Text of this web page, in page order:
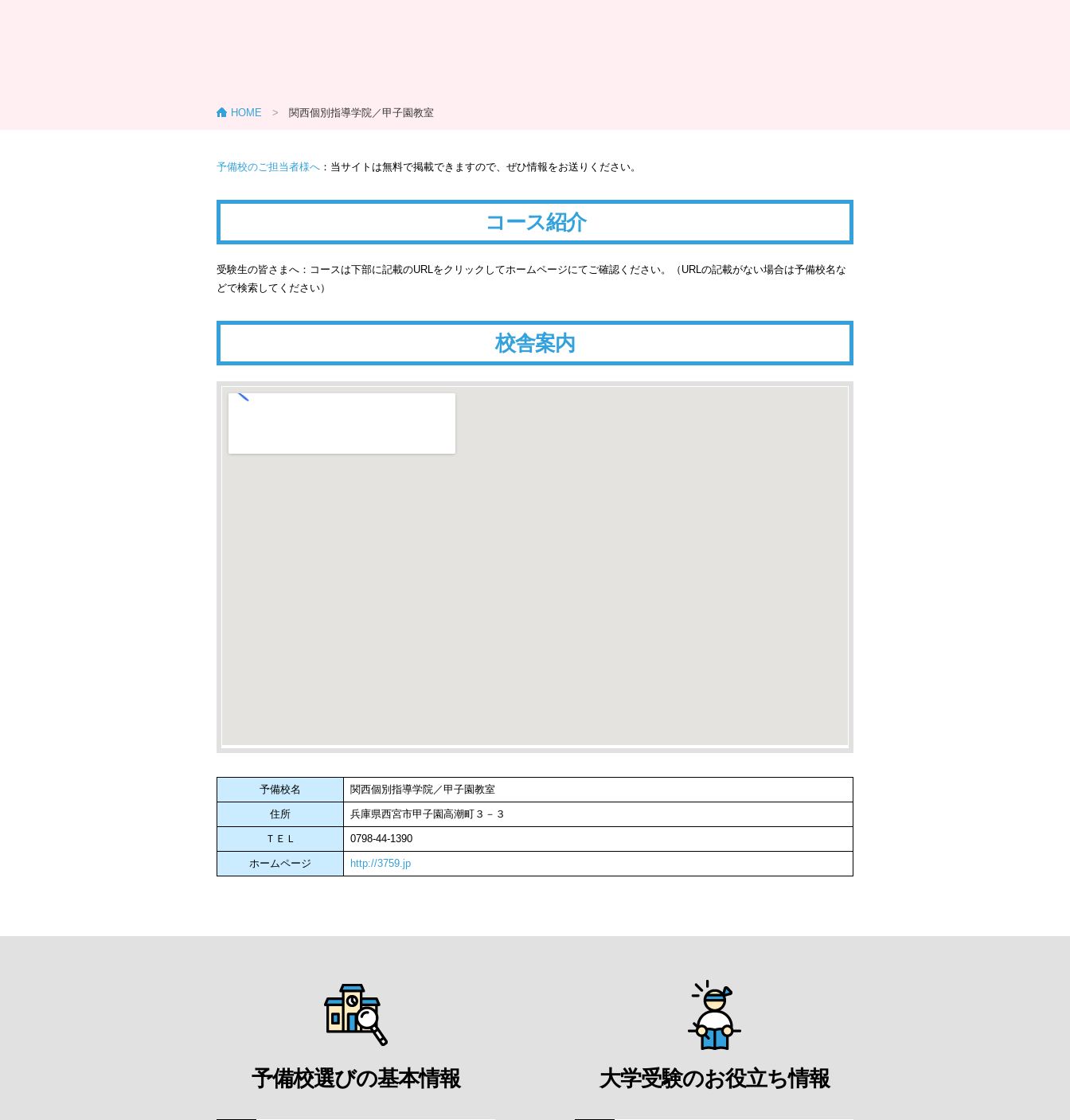
HOME > 関西個別指導学院／甲子園教室
予備校のご担当者様へ ：当サイトは無料で掲載できますので、ぜひ情報をお送りください。
コース紹介
受験生の皆さまへ：コースは下部に記載のURLをクリックしてホームページにてご確認ください。（URLの記載がない場合は予備校名な
どで検索してください）
校舎案内
予備校名 関西個別指導学院／甲子園教室
住所 兵庫県西宮市甲子園高潮町３－３
ＴＥＬ 0798-44-1390
ホームページ http://3759.jp
予備校選びの基本情報 大学受験のお役立ち情報